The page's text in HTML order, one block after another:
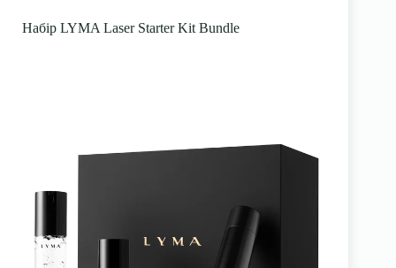
Набір LYMA Laser Starter Kit Bundle